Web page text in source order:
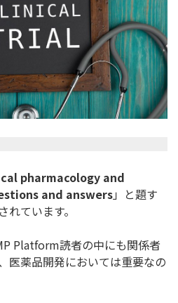
pharmacology and
and answers」と題す
れています。
Platform読者の中にも関係者
医薬品開発においては重要なの